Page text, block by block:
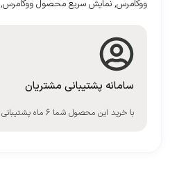
ووکامرس, نمایش سریع محصول ووکامرس,
سامانه پشتیبانی مشتریان
با خرید این محصول شما 6 ماه پشتیبانی رایگان خواهید داشت.